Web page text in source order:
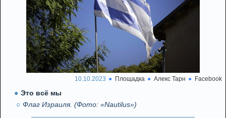
10.10.2023 Площадка Алекс Тарн Facebook
Это всё мы
Флаг Израиля. (Фото: «Nautilus»)